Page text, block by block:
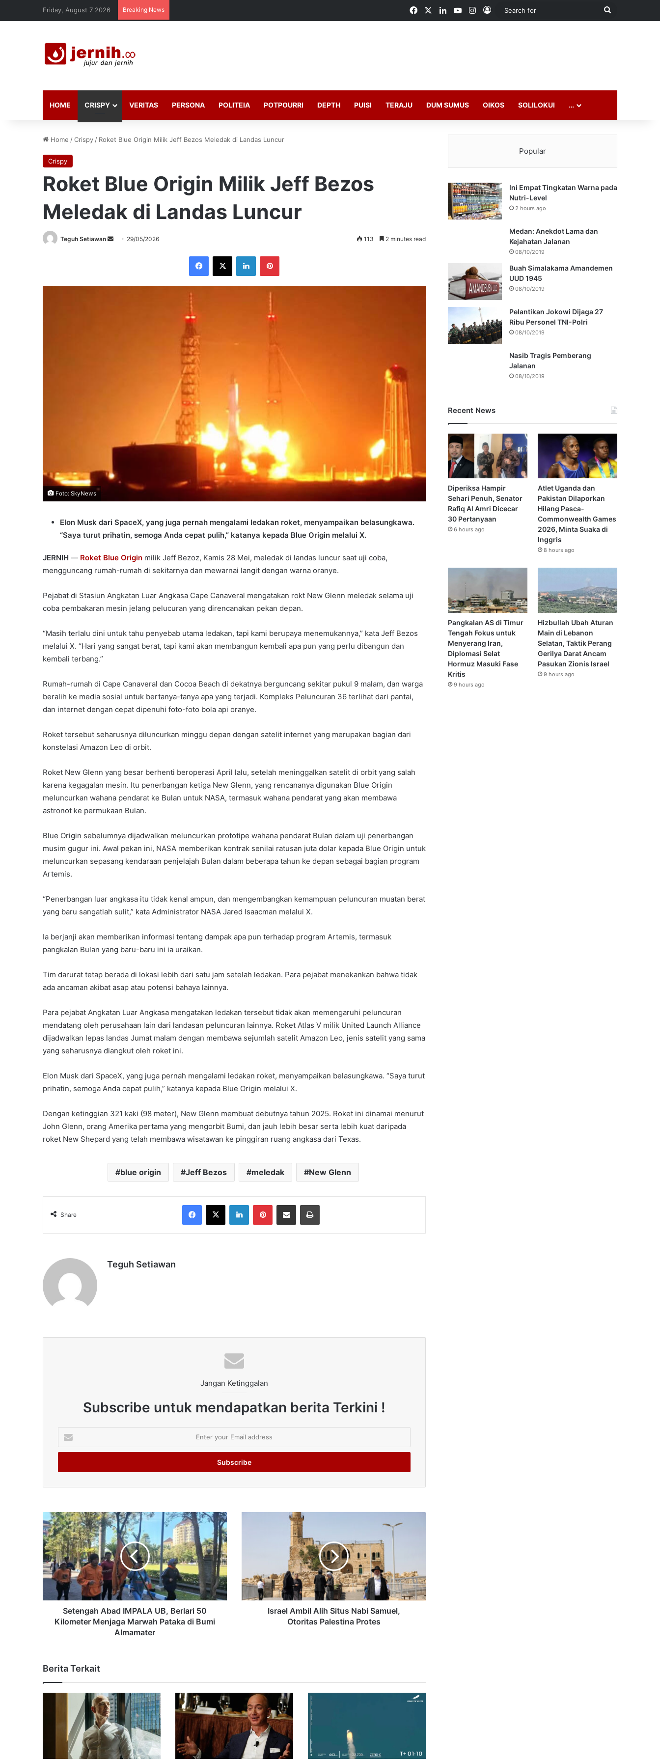
Friday, August 7 2026 Breaking News FacebookLinkedInYouTubeInstagram
Log In
Search
HOME CRISPY VERITAS PERSONA POLITEIA POTPOURRI DEPTH PUISI TERAJU DUM SUMUS OIKOS SOLILOKUI …
Home /Crispy / Roket Blue Origin Milik Jeff Bezos Meledak di Landas Luncur
Crispy
Roket Blue Origin Milik Jeff Bezos
Meledak di Landas Luncur
Teguh Setiawan
Send 29/05/2026 113 2 minutes read
Facebook
X LinkedInPinterest
Foto: SkyNews
Elon Musk dari SpaceX, yang juga pernah mengalami ledakan roket, menyampaikan belasungkawa.
“Saya turut prihatin, semoga Anda cepat pulih,” katanya kepada Blue Origin melalui X.
JERNIH — Roket Blue Origin milik Jeff Bezoz, Kamis 28 Mei, meledak di landas luncur saat uji coba,
mengguncang rumah-rumah di sekitarnya dan mewarnai langit dengan warna oranye.
Pejabat di Stasiun Angkatan Luar Angkasa Cape Canaveral mengatakan rokt New Glenn meledak selama uji
coba pembakaran mesin jelang pelucuran yang direncanakan pekan depan.
“Masih terlalu dini untuk tahu penyebab utama ledakan, tapi kami berupaya menemukannya,” kata Jeff Bezos
melalui X. “Hari yang sangat berat, tapi kami akan membangun kembali apa pun yang perlu dibangun dan
kembali terbang.”
Rumah-rumah di Cape Canaveral dan Cocoa Beach di dekatnya berguncang sekitar pukul 9 malam, dan warga
beralih ke media sosial untuk bertanya-tanya apa yang terjadi. Kompleks Peluncuran 36 terlihat dari pantai,
dan internet dengan cepat dipenuhi foto-foto bola api oranye.
Roket tersebut seharusnya diluncurkan minggu depan dengan satelit internet yang merupakan bagian dari
konstelasi Amazon Leo di orbit.
Roket New Glenn yang besar berhenti beroperasi April lalu, setelah meninggalkan satelit di orbit yang salah
karena kegagalan mesin. Itu penerbangan ketiga New Glenn, yang rencananya digunakan Blue Origin
meluncurkan wahana pendarat ke Bulan untuk NASA, termasuk wahana pendarat yang akan membawa
astronot ke permukaan Bulan.
Blue Origin sebelumnya dijadwalkan meluncurkan prototipe wahana pendarat Bulan dalam uji penerbangan
musim gugur ini. Awal pekan ini, NASA memberikan kontrak senilai ratusan juta dolar kepada Blue Origin untuk
meluncurkan sepasang kendaraan penjelajah Bulan dalam beberapa tahun ke depan sebagai bagian program
Artemis.
“Penerbangan luar angkasa itu tidak kenal ampun, dan mengembangkan kemampuan peluncuran muatan berat
yang baru sangatlah sulit,” kata Administrator NASA Jared Isaacman melalui X.
Ia berjanji akan memberikan informasi tentang dampak apa pun terhadap program Artemis, termasuk
pangkalan Bulan yang baru-baru ini ia uraikan.
Tim darurat tetap berada di lokasi lebih dari satu jam setelah ledakan. Para pejabat menekankan bahwa tidak
ada ancaman akibat asap atau potensi bahaya lainnya.
Para pejabat Angkatan Luar Angkasa mengatakan ledakan tersebut tidak akan memengaruhi peluncuran
mendatang oleh perusahaan lain dari landasan peluncuran lainnya. Roket Atlas V milik United Launch Alliance
dijadwalkan lepas landas Jumat malam dengan membawa sejumlah satelit Amazon Leo, jenis satelit yang sama
yang seharusnya diangkut oleh roket ini.
Elon Musk dari SpaceX, yang juga pernah mengalami ledakan roket, menyampaikan belasungkawa. “Saya turut
prihatin, semoga Anda cepat pulih,” katanya kepada Blue Origin melalui X.
Dengan ketinggian 321 kaki (98 meter), New Glenn membuat debutnya tahun 2025. Roket ini dinamai menurut
John Glenn, orang Amerika pertama yang mengorbit Bumi, dan jauh lebih besar serta lebih kuat daripada
roket New Shepard yang telah membawa wisatawan ke pinggiran ruang angkasa dari Texas.
blue origin Jeff Bezos meledak New Glenn
Share
Facebook
X LinkedInPinterestShare via Email Print
Teguh Setiawan
Jangan Ketinggalan
Subscribe untuk mendapatkan berita Terkini !
your
Email
Setengah Abad IMPALA UB, Berlari 50
Kilometer Menjaga Marwah Pataka di Bumi
Almamater
Israel Ambil Alih Situs Nabi Samuel,
Otoritas Palestina Protes
Berita Terkait
Popular
Ini Empat Tingkatan Warna pada
Nutri-Level
2 hours ago
Medan: Anekdot Lama dan
Kejahatan Jalanan
08/10/2019
Buah Simalakama Amandemen
UUD 1945
08/10/2019
Pelantikan Jokowi Dijaga 27
Ribu Personel TNI-Polri
08/10/2019
Nasib Tragis Pemberang
Jalanan
08/10/2019
Recent News
Diperiksa Hampir
Sehari Penuh, Senator
Rafiq Al Amri Dicecar
30 Pertanyaan
6 hours ago
Atlet Uganda dan
Pakistan Dilaporkan
Hilang Pasca-
Commonwealth Games
2026, Minta Suaka di
Inggris
8 hours ago
Pangkalan AS di Timur
Tengah Fokus untuk
Menyerang Iran,
Diplomasi Selat
Hormuz Masuki Fase
Kritis
9 hours ago
Hizbullah Ubah Aturan
Main di Lebanon
Selatan, Taktik Perang
Gerilya Darat Ancam
Pasukan Zionis Israel
9 hours ago